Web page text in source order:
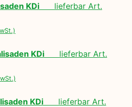
KDi lieferbar Art.
KDi lieferbar Art.
KDi lieferbar Art.